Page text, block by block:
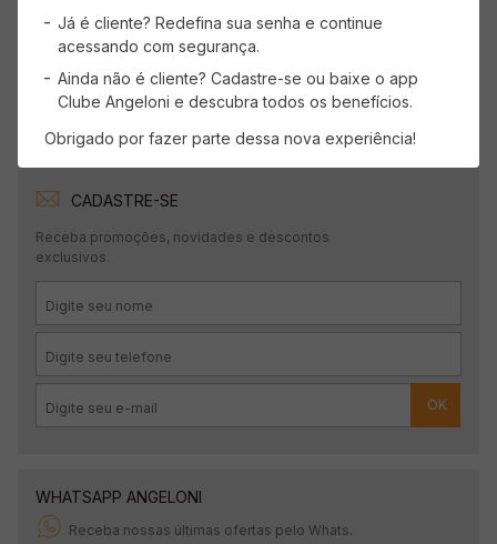
Nenhuma avaliação
CADASTRE-SE
Receba promoções, novidades e descontos
exclusivos.
OK
WHATSAPP ANGELONI
Receba nossas últimas ofertas pelo Whats.
Já é cliente? Redefina sua senha e continue
acessando com segurança.
Ainda não é cliente? Cadastre-se ou baixe o app
Clube Angeloni e descubra todos os benefícios.
Obrigado por fazer parte dessa nova experiência!